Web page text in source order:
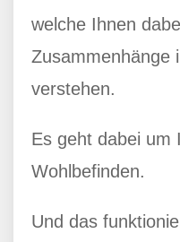
welche Ihnen
Zusammenhänge
verstehen.
Es geht dabei um
Wohlbefinden.
Und das